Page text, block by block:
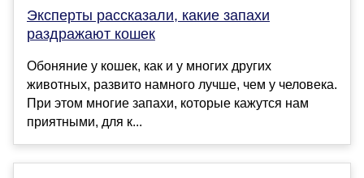
Эксперты рассказали, какие запахи
раздражают кошек
Обоняние у кошек, как и у многих других
животных, развито намного лучше, чем у человека.
При этом многие запахи, которые кажутся нам
приятными, для к...